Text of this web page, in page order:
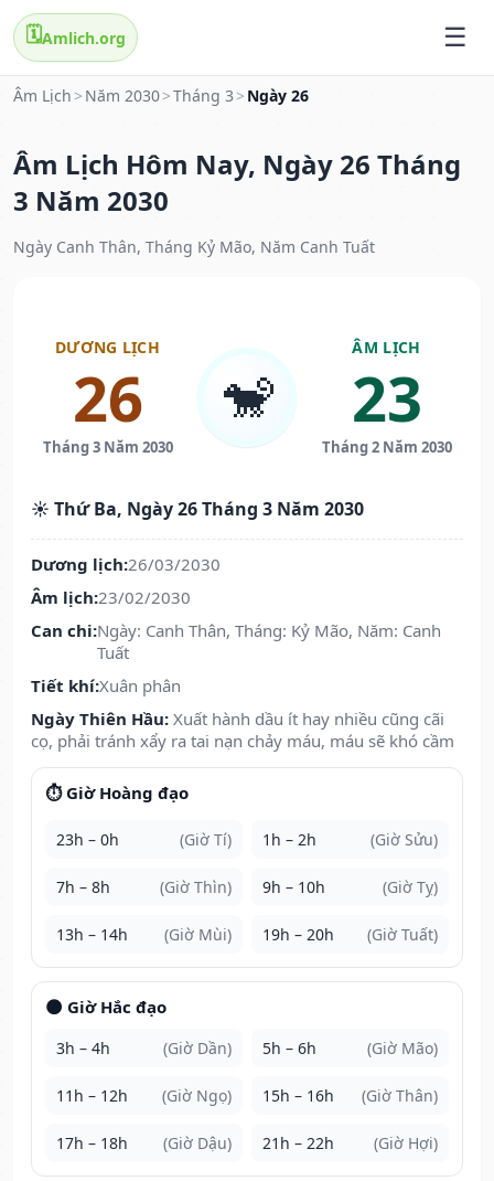
🗓️Amlich.org
Âm Lịch > Năm 2030>Tháng 3 > Ngày 26
Âm Lịch Hôm Nay, Ngày 26 Tháng
3 Năm 2030
Ngày Canh Thân, Tháng Kỷ Mão, Năm Canh Tuất
DƯƠNG LỊCH
26
Tháng 3 Năm 2030
🐒
ÂM LỊCH
23
Tháng 2 Năm 2030
☀️ Thứ Ba, Ngày 26 Tháng 3 Năm 2030
Dương lịch:26/03/2030
Âm lịch:23/02/2030
Can chi:Ngày: Canh Thân, Tháng: Kỷ Mão, Năm: Canh
Tuất
Tiết khí:Xuân phân
Ngày Thiên Hầu: Xuất hành dầu ít hay nhiều cũng cãi
cọ, phải tránh xẩy ra tai nạn chảy máu, máu sẽ khó cầm
⏱️ Giờ Hoàng đạo
23h – 0h (Giờ Tí) 1h – 2h (Giờ Sửu)
7h – 8h (Giờ Thìn) 9h – 10h (Giờ Tỵ)
13h – 14h (Giờ Mùi) 19h – 20h (Giờ Tuất)
🌑 Giờ Hắc đạo
3h – 4h (Giờ Dần) 5h – 6h (Giờ Mão)
11h – 12h (Giờ Ngọ) 15h – 16h (Giờ Thân)
17h – 18h (Giờ Dậu) 21h – 22h (Giờ Hợi)